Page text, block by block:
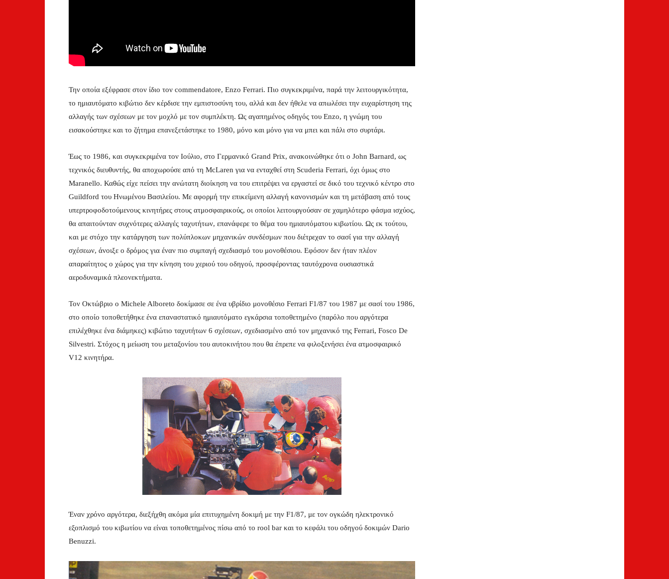
Την οποία εξέφρασε στον ίδιο τον commendatore, Enzo Ferrari. Πιο συγκεκριμένα, παρά την λειτουργικότητα,
το ημιαυτόματο κιβώτιο δεν κέρδισε την εμπιστοσύνη του, αλλά και δεν ήθελε να απωλέσει την ευχαρίστηση της
αλλαγής των σχέσεων με τον μοχλό με τον συμπλέκτη. Ως αγαπημένος οδηγός του Enzo, η γνώμη του
εισακούστηκε και το ζήτημα επανεξετάστηκε το 1980, μόνο και μόνο για να μπει και πάλι στο συρτάρι.
Έως το 1986, και συγκεκριμένα τον Ιούλιο, στο Γερμανικό Grand Prix, ανακοινώθηκε ότι ο John Barnard, ως
τεχνικός διευθυντής, θα αποχωρούσε από τη McLaren για να ενταχθεί στη Scuderia Ferrari, όχι όμως στο
Maranello. Καθώς είχε πείσει την ανώτατη διοίκηση να του επιτρέψει να εργαστεί σε δικό του τεχνικό κέντρο στο
Guildford του Ηνωμένου Βασιλείου. Με αφορμή την επικείμενη αλλαγή κανονισμών και τη μετάβαση από τους
υπερτροφοδοτούμενους κινητήρες στους ατμοσφαιρικούς, οι οποίοι λειτουργούσαν σε χαμηλότερο φάσμα ισχύος,
θα απαιτούνταν συχνότερες αλλαγές ταχυτήτων, επανάφερε το θέμα του ημιαυτόματου κιβωτίου. Ως εκ τούτου,
και με στόχο την κατάργηση των πολύπλοκων μηχανικών συνδέσμων που διέτρεχαν το σασί για την αλλαγή
σχέσεων, άνοιξε ο δρόμος για έναν πιο συμπαγή σχεδιασμό του μονοθέσιου. Εφόσον δεν ήταν πλέον
απαραίτητος ο χώρος για την κίνηση του χεριού του οδηγού, προσφέροντας ταυτόχρονα ουσιαστικά
αεροδυναμικά πλεονεκτήματα.
Τον Οκτώβριο ο Michele Alboreto δοκίμασε σε ένα υβρίδιο μονοθέσιο Ferrari F1/87 του 1987 με σασί του 1986,
στο οποίο τοποθετήθηκε ένα επαναστατικό ημιαυτόματο εγκάρσια τοποθετημένο (παρόλο που αργότερα
επιλέχθηκε ένα διάμηκες) κιβώτιο ταχυτήτων 6 σχέσεων, σχεδιασμένο από τον μηχανικό της Ferrari, Fosco De
Silvestri. Στόχος η μείωση του μεταξονίου του αυτοκινήτου που θα έπρεπε να φιλοξενήσει ένα ατμοσφαιρικό
V12 κινητήρα.
Έναν χρόνο αργότερα, διεξήχθη ακόμα μία επιτυχημένη δοκιμή με την F1/87, με τον ογκώδη ηλεκτρονικό
εξοπλισμό του κιβωτίου να είναι τοποθετημένος πίσω από το rool bar και το κεφάλι του οδηγού δοκιμών Dario
Benuzzi.